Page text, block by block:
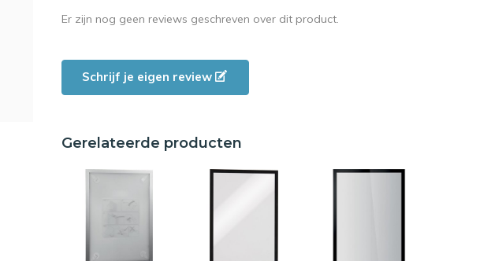
Er zijn nog geen reviews geschreven over dit product.
Schrijf je eigen review
Gerelateerde producten